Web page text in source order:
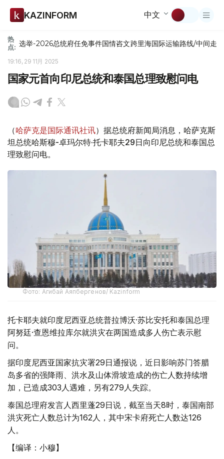
KAZINFORM 中文
热
点: 选举-2026总统府任免事件国情咨文跨里海国际运输路线/中间走廊
19:16, 29 11月 2025
国家元首向印尼总统和泰国总理致慰问电
（哈萨克是国际通讯社讯）据总统府新闻局消息，哈萨克斯
坦总统哈斯穆-卓玛尔特·托卡耶夫29日向印尼总统和泰国总
理致慰问电。
Фото: Агибай Аяпбергенов/ Kazinform
托卡耶夫就印度尼西亚总统普拉博沃·苏比安托和泰国总理
阿努廷·查恩维拉库尔就洪灾在两国造成多人伤亡表示慰
问。
据印度尼西亚国家抗灾署29日通报说，近日影响苏门答腊
岛多省的强降雨、洪水及山体滑坡造成的伤亡人数持续增
加，已造成303人遇难，另有279人失踪。
泰国总理府发言人西里蓬29日说，截至当天8时，泰国南部
洪灾死亡人数总计为162人，其中宋卡府死亡人数达126
人。
【编译：小穆】